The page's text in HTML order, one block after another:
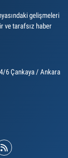
gelişmeleri
ve tarafsız haber
6 Çankaya / Ankara